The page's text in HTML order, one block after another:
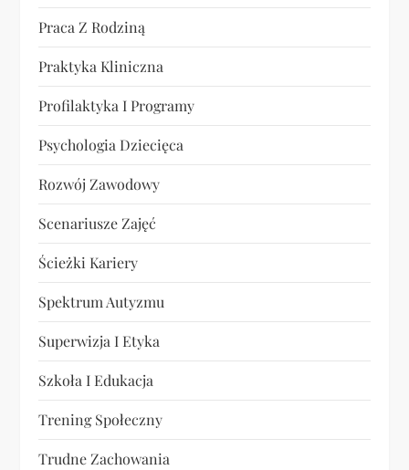
Praca Z Rodziną
Praktyka Kliniczna
Profilaktyka I Programy
Psychologia Dziecięca
Rozwój Zawodowy
Scenariusze Zajęć
Ścieżki Kariery
Spektrum Autyzmu
Superwizja I Etyka
Szkoła I Edukacja
Trening Społeczny
Trudne Zachowania